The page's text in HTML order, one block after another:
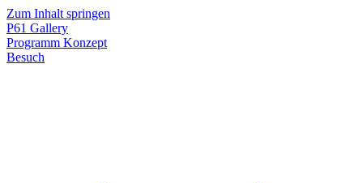
Zum Inhalt springen
P61 Gallery
Programm Konzept
Besuch